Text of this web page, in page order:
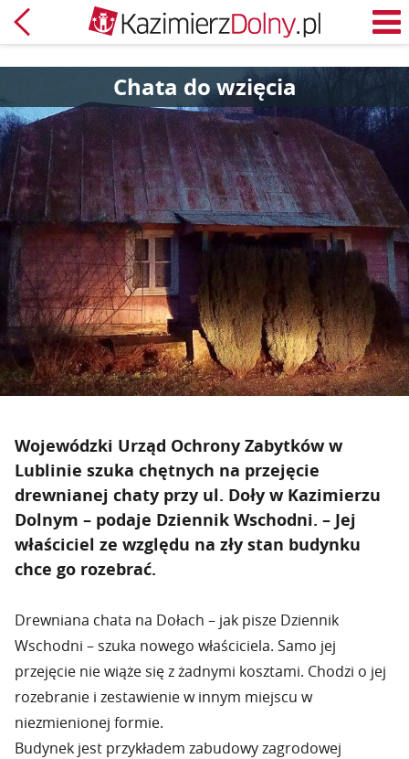
Powrót
Chata do wzięcia
Wojewódzki Urząd Ochrony Zabytków w
Lublinie szuka chętnych na przejęcie
drewnianej chaty przy ul. Doły w Kazimierzu
Dolnym – podaje Dziennik Wschodni. – Jej
właściciel ze względu na zły stan budynku
chce go rozebrać.
Drewniana chata na Dołach – jak pisze Dziennik
Wschodni – szuka nowego właściciela. Samo jej
przejęcie nie wiąże się z żadnymi kosztami. Chodzi o jej
rozebranie i zestawienie w innym miejscu w
niezmienionej formie.
Budynek jest przykładem zabudowy zagrodowej